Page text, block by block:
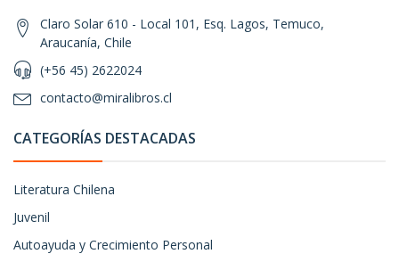
Claro Solar 610 - Local 101, Esq. Lagos, Temuco,
Araucanía, Chile
(+56 45) 2622024
contacto@miralibros.cl
CATEGORÍAS DESTACADAS
Literatura Chilena
Juvenil
Autoayuda y Crecimiento Personal